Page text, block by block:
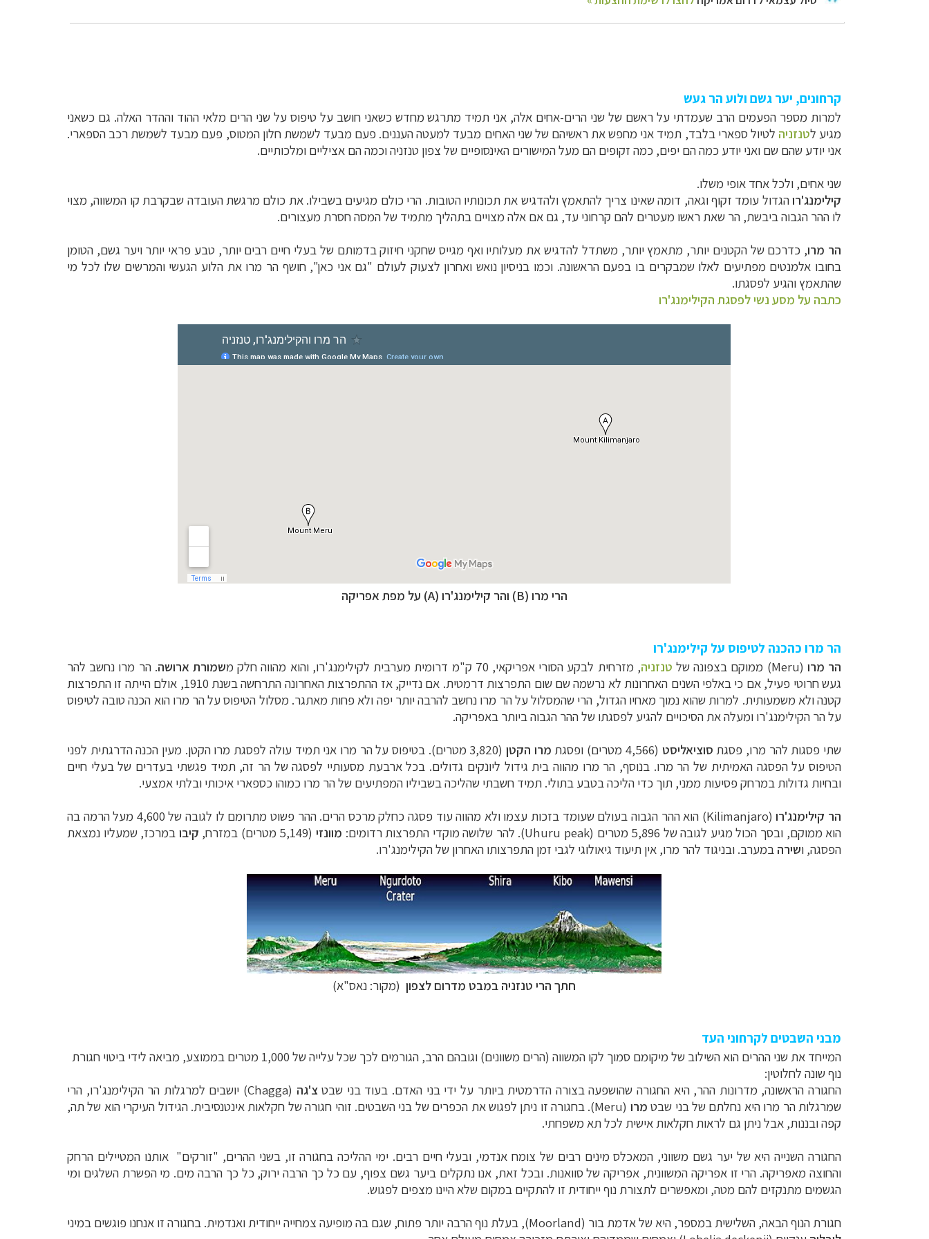
קרחונים, יער גשם ולוע הר געש
למרות מספר הפעמים הרב שעמדתי על ראשם של שני הרים-אחים אלה, אני תמיד מתרגש מחדש כשאני חושב על טיפוס על שני הרים מלאי ההוד וההדר האלה. גם כשאני
מגיע לטנזניה לטיול ספארי בלבד, תמיד אני מחפש את ראשיהם של שני האחים מבעד למעטה העננים. פעם מבעד לשמשת חלון המטוס, פעם מבעד לשמשת רכב הספארי.
אני יודע שהם שם ואני יודע כמה הם יפים, כמה זקופים הם מעל המישורים האינסופיים של צפון טנזניה וכמה הם אציליים ומלכותיים.
שני אחים, ולכל אחד אופי משלו.
קילימנג'רוהגדול עומד זקוף וגאה, דומה שאינו צריך להתאמץ ולהדגיש את תכונותיו הטובות. הרי כולם מגיעים בשבילו. את כולם מרגשת העובדה שבקרבת קו המשווה, מצוי
לו ההר הגבוה ביבשת, הר שאת ראשו מעטרים להם קרחוני עד, גם אם אלה מצויים בתהליך מתמיד של המסה חסרת מעצורים.
הר מרו, כדרכם של הקטנים יותר, מתאמץ יותר, משתדל להדגיש את מעלותיו ואף מגייס שחקני חיזוק בדמותם של בעלי חיים רבים יותר, טבע פראי יותר ויער גשם, הטומן
בחובו אלמנטים מפתיעים לאלו שמבקרים בו בפעם הראשונה. וכמו בניסיון נואש ואחרון לצעוק לעולם "גם אני כאן", חושף הר מרו את הלוע הגעשי והמרשים שלו לכל מי
שהתאמץ והגיע לפסגתו.
כתבה על מסע נשי לפסגת הקילימנג'רו
הרי מרו (B) והר קילימנג'רו (A) על מפת אפריקה
הר מרו כהכנה לטיפוס על קילימנג'רו
הר מרו (
Meru
) ממוקם בצפונה של טנזניה, מזרחית לבקע הסורי אפריקאי, 70 ק"מ דרומית מערבית לקילימנג'רו, והוא מהווה חלק מ שמורת ארושה. הר מרו נחשב להר
געש חרוטי פעיל, אם כי באלפי השנים האחרונות לא נרשמה שם שום התפרצות דרמטית. אם נדייק, אז ההתפרצות האחרונה התרחשה בשנת 1910, אולם הייתה זו התפרצות
קטנה ולא משמעותית. למרות שהוא נמוך מאחיו הגדול, הרי שהמסלול על הר מרו נחשב להרבה יותר יפה ולא פחות מאתגר. מסלול הטיפוס על הר מרו הוא הכנה טובה לטיפוס
על הר הקילימנג'רו ומעלה את הסיכויים להגיע לפסגתו של ההר הגבוה ביותר באפריקה.
שתי פסגות להר מרו, פסגת סוציאליסט (4,566 מטרים) ופסגת מרו הקטן
(3,820 מטרים). בטיפוס על הר מרו אני תמיד עולה לפסגת מרו הקטן. מעין הכנה הדרגתית לפני
הטיפוס על הפסגה האמיתית של הר מרו. בנוסף, הר מרו מהווה בית גידול ליונקים גדולים. בכל ארבעת מסעותיי לפסגה של הר זה, תמיד פגשתי בעדרים של בעלי חיים
ובחיות גדולות במרחק פסיעות ממני, תוך כדי הליכה בטבע בתולי. תמיד חשבתי שהליכה בשביליו המפתיעים של הר מרו כמוהו כספארי איכותי ובלתי אמצעי.
הר קילימנג'רו (
Kilimanjaro
)
הוא ההר הגבוה בעולם שעומד בזכות עצמו ולא מהווה עוד פסגה כחלק מרכס הרים. ההר פשוט מתרומם לו לגובה של 4,600 מעל הרמה בה
הוא ממוקם, ובסך הכול מגיע לגובה של 5,896 מטרים (Uhuru peak). להר שלושה מוקדי התפרצות רדומים:
מוונזי (5,149 מטרים) במזרח, קיבו במרכז, שמעליו נמצאת
הפסגה, ושירה במערב. ובניגוד להר מרו, אין תיעוד גיאולוגי לגבי זמן התפרצותו האחרון של הקילימנג'רו.
חתך הרי טנזניה במבט מדרום לצפון (מקור: נאס"א)
מבני השבטים לקרחוני העד
המייחד את שני ההרים הוא השילוב של מיקומם סמוך לקו המשווה (הרים משוונים) וגובהם הרב, הגורמים לכך שכל עלייה של 1,000 מטרים בממוצע, מביאה לידי ביטוי חגורת
נוף שונה לחלוטין:
החגורה הראשונה, מדרונות ההר, היא החגורה שהושפעה בצורה הדרמטית ביותר על ידי בני האדם. בעוד בני שבטצ'גה
(Chagga) יושבים למרגלות הר הקילימנג'רו, הרי
שמרגלות הר מרו היא נחלתם של בני שבט מרו
(Meru). בחגורה זו ניתן לפגוש את הכפרים של בני השבטים. זוהי חגורה של חקלאות אינטנסיבית. הגידול העיקרי הוא של תה,
קפה ובננות, אבל ניתן גם לראות חקלאות אישית לכל תא משפחתי.
החגורה השנייה היא של יער גשם משווני, המאכלס מינים רבים של צומח אנדמי, ובעלי חיים רבים. ימי ההליכה בחגורה זו, בשני ההרים, "זורקים" אותנו המטיילים הרחק
והחוצה מאפריקה. הרי זו אפריקה המשוונית, אפריקה של סוואנות. ובכל זאת, אנו נתקלים ביער גשם צפוף, עם כל כך הרבה ירוק, כל כך הרבה מים. מי הפשרת השלגים ומי
הגשמים מתנקזים להם מטה, ומאפשרים לתצורת נוף ייחודית זו להתקיים במקום שלא היינו מצפים לפגוש.
חגורת הנוף הבאה, השלישית במספר, היא של אדמת בור (Moorland), בעלת נוף הרבה יותר פתוח, שגם בה מופיעה צמחייה ייחודית ואנדמית. בחגורה זו אנחנו פוגשים במיני
צלילה ביעדים אקזוטייםלחצו לרשימת יעדים »